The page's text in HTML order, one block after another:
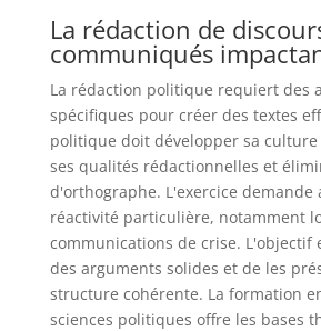
La rédaction de
communiqués
La rédaction politique requiert des
spécifiques pour créer des textes
politique doit développer sa
ses qualités rédactionnelles et
d'orthographe. L'exercice demande
réactivité particulière, notamment
communications de crise. L'objectif
des arguments solides et de les
structure cohérente. La formation
sciences politiques offre les bases